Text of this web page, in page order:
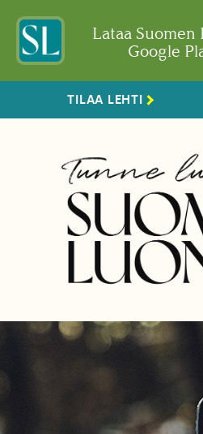
Lataa
Google
TILAA LEHTI